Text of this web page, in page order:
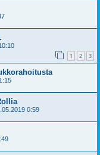
1 2 3
0:59